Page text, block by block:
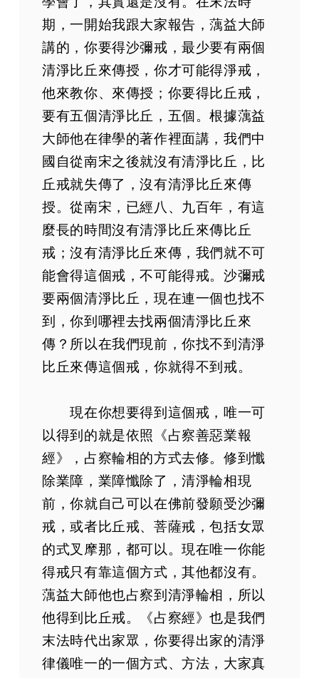
期，一開始我跟大家報告，蕅益大師
講的，你要得沙彌戒，最少要有兩個
清淨比丘來傳授，你才可能得淨戒，
他來教你、來傳授；你要得比丘戒，
要有五個清淨比丘，五個。根據蕅益
大師他在律學的著作裡面講，我們中
國自從南宋之後就沒有清淨比丘，比
丘戒就失傳了，沒有清淨比丘來傳
授。從南宋，已經八、九百年，有這
麼長的時間沒有清淨比丘來傳比丘
戒；沒有清淨比丘來傳，我們就不可
能會得這個戒，不可能得戒。沙彌戒
要兩個清淨比丘，現在連一個也找不
到，你到哪裡去找兩個清淨比丘來
傳？所以在我們現前，你找不到清淨
比丘來傳這個戒，你就得不到戒。
現在你想要得到這個戒，唯一可
以得到的就是依照《占察善惡業報
經》，占察輪相的方式去修。修到懺
除業障，業障懺除了，清淨輪相現
前，你就自己可以在佛前發願受沙彌
戒，或者比丘戒、菩薩戒，包括女眾
的式叉摩那，都可以。現在唯一你能
得戒只有靠這個方式，其他都沒有。
蕅益大師他也占察到清淨輪相，所以
他得到比丘戒。《占察經》也是我們
末法時代出家眾，你要得出家的清淨
律儀唯一的一個方式、方法，大家真